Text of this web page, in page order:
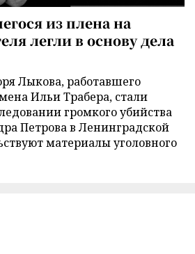
из плена на
легли в основу дела
Лыкова, работавшего
Ильи Трабера, стали
громкого убийства
Петрова в Ленинградской
материалы уголовного